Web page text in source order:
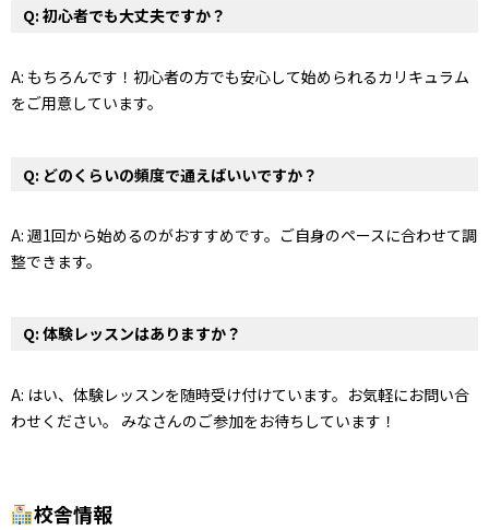
Q: 初心者でも大丈夫ですか？
A: もちろんです！初心者の方でも安心して始められるカリキュラム
をご用意しています。
Q: どのくらいの頻度で通えばいいですか？
A: 週1回から始めるのがおすすめです。ご自身のペースに合わせて調
整できます。
Q: 体験レッスンはありますか？
A: はい、体験レッスンを随時受け付けています。お気軽にお問い合
わせください。 みなさんのご参加をお待ちしています！
校舎情報